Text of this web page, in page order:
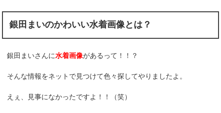
銀田まいのかわいい水着画像とは？
銀田まいさんに水着画像があるって！！？
そんな情報をネットで見つけて色々探してやりましたよ。
えぇ、見事になかったですよ！！（笑）